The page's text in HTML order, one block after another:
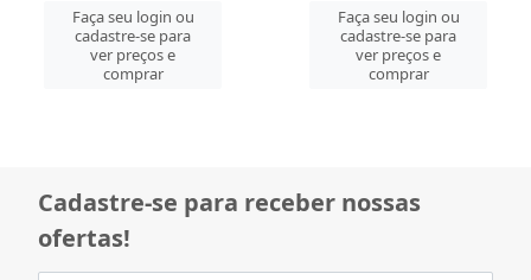
Faça seu login ou
cadastre-se para
ver preços e
comprar
Faça seu login ou
cadastre-se para
ver preços e
comprar
Cadastre-se para receber nossas
ofertas!